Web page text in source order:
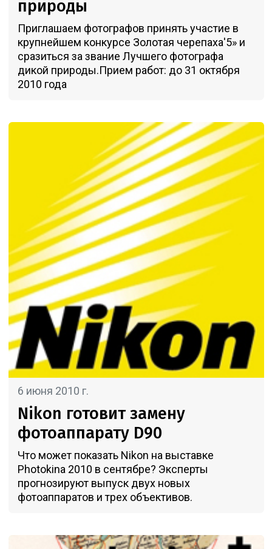
природы
Приглашаем фотографов принять участие в
крупнейшем конкурсе Золотая черепаха'5» и
сразиться за звание Лучшего фотографа
дикой природы.Прием работ: до 31 октября
2010 года
6 июня 2010 г.
Nikon готовит замену
фотоаппарату D90
Что может показать Nikon на выставке
Photokina 2010 в сентябре? Эксперты
прогнозируют выпуск двух новых
фотоаппаратов и трех объективов.